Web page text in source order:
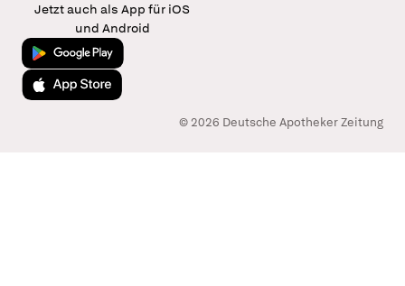
Jetzt auch als App für iOS
und Android
Jetzt bei Google Play
Laden im App Store
© 2026 Deutsche Apotheker Zeitung